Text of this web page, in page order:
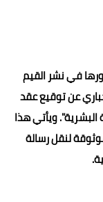
في نشر القيم
عن توقيع عقد
ويأتي هذا
لنقل رسالة